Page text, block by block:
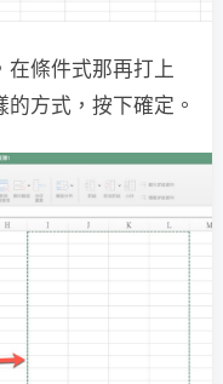
在條件式那再打上
方式，按下確定。